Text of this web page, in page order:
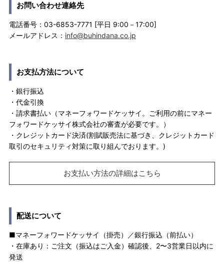
お問い合わせ連絡先
電話番号：03-6853-7771 [平日 9:00－17:00]
メールアドレス： info@buhindana.co.jp
お支払方法について
・銀行振込
・代金引換
・請求書払い（マネーフォワードケッサイ。ご利用の前にマネー
フォワードケッサイ株式会社の審査が必要です。）
・クレジットカード決済(割賦販売法に基づき、クレジットカード
取引のセキュリティ対策に取り組んでおります。)
お支払い方法の詳細はこちら
配送について
■マネーフォワードケッサイ（掛売）／銀行振込（前払い）
・在庫あり：ご注文（振込はご入金）確認後、2〜3営業日以内に
発送